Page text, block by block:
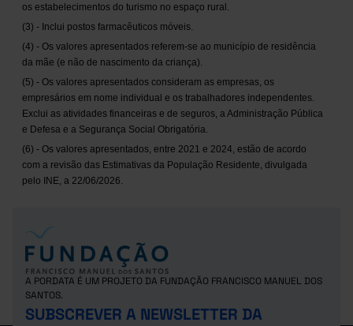
os estabelecimentos do turismo no espaço rural.
(3) - Inclui postos farmacêuticos móveis.
(4) - Os valores apresentados referem-se ao município de residência
da mãe (e não de nascimento da criança).
(5) - Os valores apresentados consideram as empresas, os
empresários em nome individual e os trabalhadores independentes.
Exclui as atividades financeiras e de seguros, a Administração Pública
e Defesa e a Segurança Social Obrigatória.
(6) - Os valores apresentados, entre 2021 e 2024, estão de acordo
com a revisão das Estimativas da População Residente, divulgada
pelo INE, a 22/06/2026.
A PORDATA É UM PROJETO DA FUNDAÇÃO FRANCISCO MANUEL DOS
SANTOS.
SUBSCREVER A NEWSLETTER DA